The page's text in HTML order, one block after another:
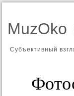
MuzOko
Субъективный